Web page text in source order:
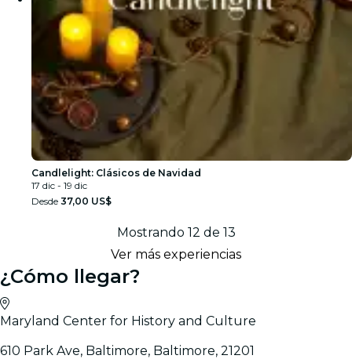
Candlelight: Clásicos de Navidad
17 dic - 19 dic
Desde 37,00 US$
Mostrando 12 de 13
Ver más experiencias
¿Cómo llegar?
Maryland Center for History and Culture
610 Park Ave, Baltimore, Baltimore, 21201